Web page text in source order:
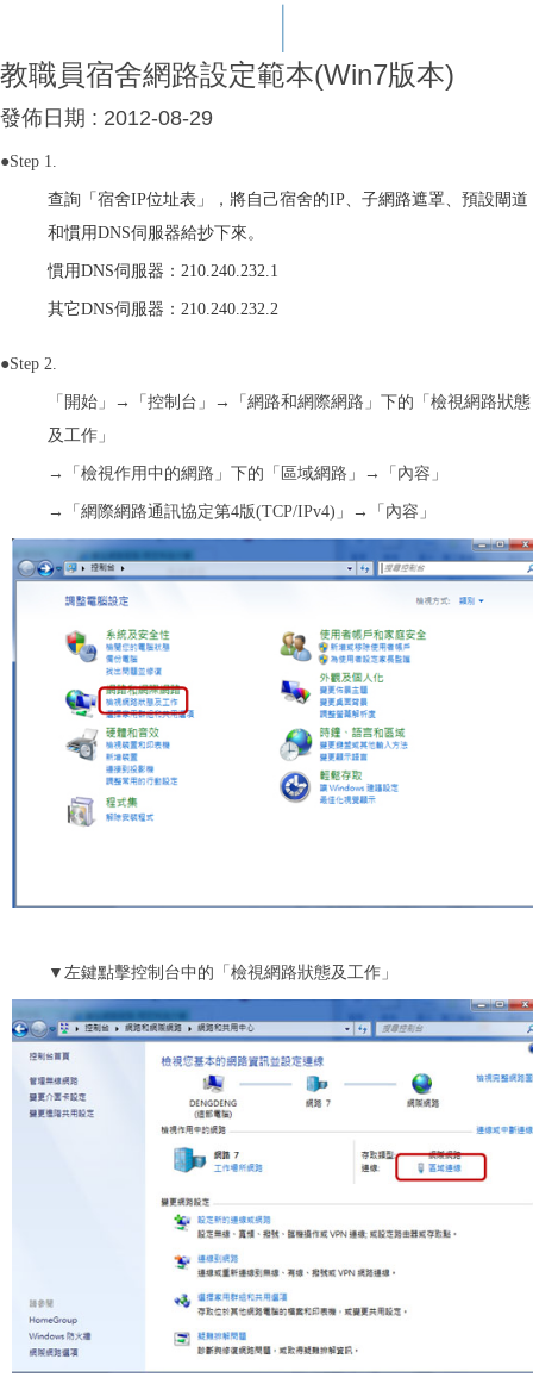
教職員宿舍網路設定範本(Win7版本)
發佈日期 : 2012-08-29
●Step 1.
查詢「宿舍IP位址表」，將自己宿舍的IP、子網路遮罩、預設閘道
和慣用DNS伺服器給抄下來。
慣用DNS伺服器：210.240.232.1
其它DNS伺服器：210.240.232.2
●Step 2.
「開始」→「控制台」→「網路和網際網路」下的「檢視網路狀態
及工作」
→「檢視作用中的網路」下的「區域網路」→「內容」
→「網際網路通訊協定第4版(TCP/IPv4)」→「內容」
▼左鍵點擊控制台中的「檢視網路狀態及工作」